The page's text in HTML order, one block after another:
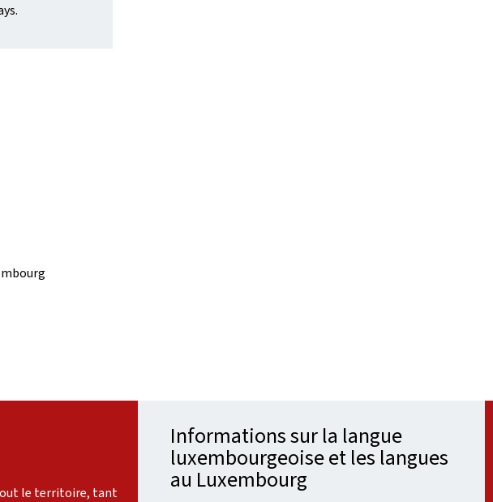
le territoire, tant
Informations sur la langue
luxembourgeoise et les langues
au Luxembourg